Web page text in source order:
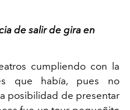
de salir de gira en
cumpliendo con la
que había, pues no
posibilidad de presentar